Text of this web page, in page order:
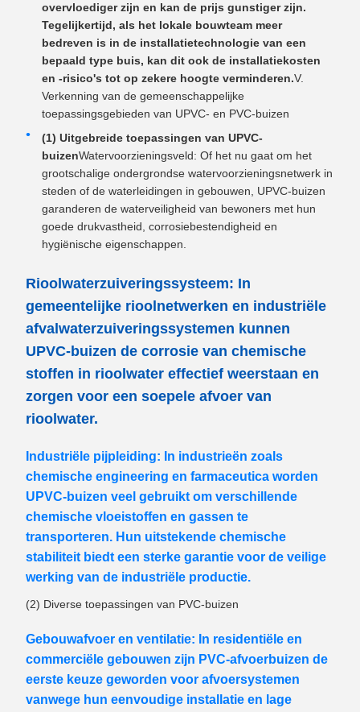
overvloediger zijn en kan de prijs gunstiger zijn.
Tegelijkertijd, als het lokale bouwteam meer
bedreven is in de installatietechnologie van een
bepaald type buis, kan dit ook de installatiekosten
en -risico's tot op zekere hoogte verminderen.V.
Verkenning van de gemeenschappelijke
toepassingsgebieden van UPVC- en PVC-buizen
(1) Uitgebreide toepassingen van UPVC-
buizenWatervoorzieningsveld: Of het nu gaat om het
grootschalige ondergrondse watervoorzieningsnetwerk in
steden of de waterleidingen in gebouwen, UPVC-buizen
garanderen de waterveiligheid van bewoners met hun
goede drukvastheid, corrosiebestendigheid en
hygiënische eigenschappen.
Rioolwaterzuiveringssysteem: In
gemeentelijke rioolnetwerken en industriële
afvalwaterzuiveringssystemen kunnen
UPVC-buizen de corrosie van chemische
stoffen in rioolwater effectief weerstaan ​​en
zorgen voor een soepele afvoer van
rioolwater.
Industriële pijpleiding: In industrieën zoals
chemische engineering en farmaceutica worden
UPVC-buizen veel gebruikt om verschillende
chemische vloeistoffen en gassen te
transporteren. Hun uitstekende chemische
stabiliteit biedt een sterke garantie voor de veilige
werking van de industriële productie.
(2) Diverse toepassingen van PVC-buizen
Gebouwafvoer en ventilatie: In residentiële en
commerciële gebouwen zijn PVC-afvoerbuizen de
eerste keuze geworden voor afvoersystemen
vanwege hun eenvoudige installatie en lage